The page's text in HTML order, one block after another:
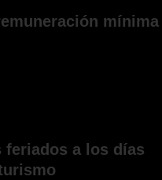
mínima
feriados a los días